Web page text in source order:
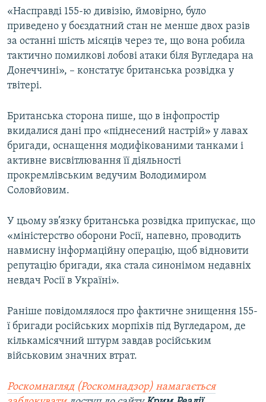
«Насправді 155-ю дивізію, ймовірно, було
приведено у боєздатний стан не менше двох разів
за останні шість місяців через те, що вона робила
тактично помилкові лобові атаки біля Вугледара на
Донеччині», – констатує британська розвідка у
твітері.
Британська сторона пише, що в інфопростір
вкидалися дані про «піднесений настрій» у лавах
бригади, оснащення модифікованими танками і
активне висвітлювання її діяльності
прокремлівським ведучим Володимиром
Соловйовим.
У цьому зв’язку британська розвідка припускає, що
«міністерство оборони Росії, напевно, проводить
навмисну інформаційну операцію, щоб відновити
репутацію бригади, яка стала синонімом недавніх
невдач Росії в Україні».
Раніше повідомлялося про фактичне знищення 155-
ї бригади російських морпіхів під Вугледаром, де
кількамісячний штурм завдав російським
військовим значних втрат.
Роскомнагляд (Роскомнадзор) намагається